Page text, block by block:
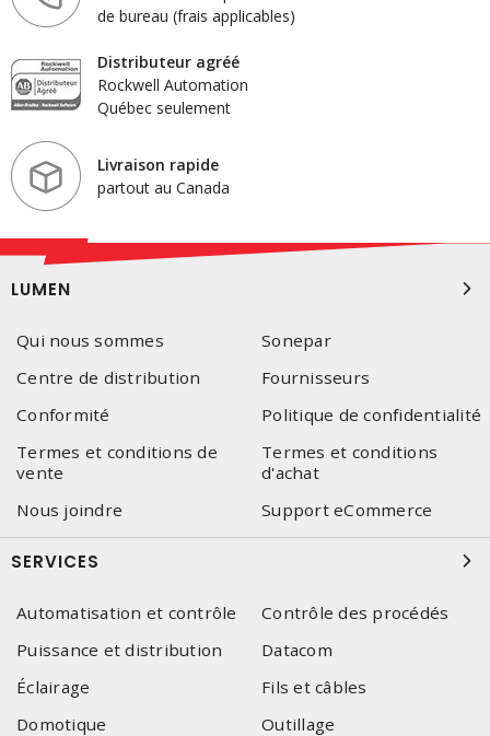
de bureau (frais applicables)
Distributeur agréé
Rockwell Automation
Québec seulement
Livraison rapide
partout au Canada
LUMEN
Qui nous sommes
Sonepar
Centre de distribution
Fournisseurs
Conformité
Politique de confidentialité
Termes et conditions de
vente
Termes et conditions
d'achat
Nous joindre
Support eCommerce
SERVICES
Automatisation et contrôle
Contrôle des procédés
Puissance et distribution
Datacom
Éclairage
Fils et câbles
Domotique
Outillage